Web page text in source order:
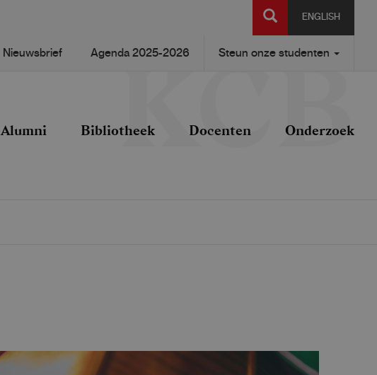
ENGLISH
SEARCH
Nieuwsbrief Agenda 2025-2026 Steun onze studenten
Alumni Bibliotheek Docenten Onderzoek